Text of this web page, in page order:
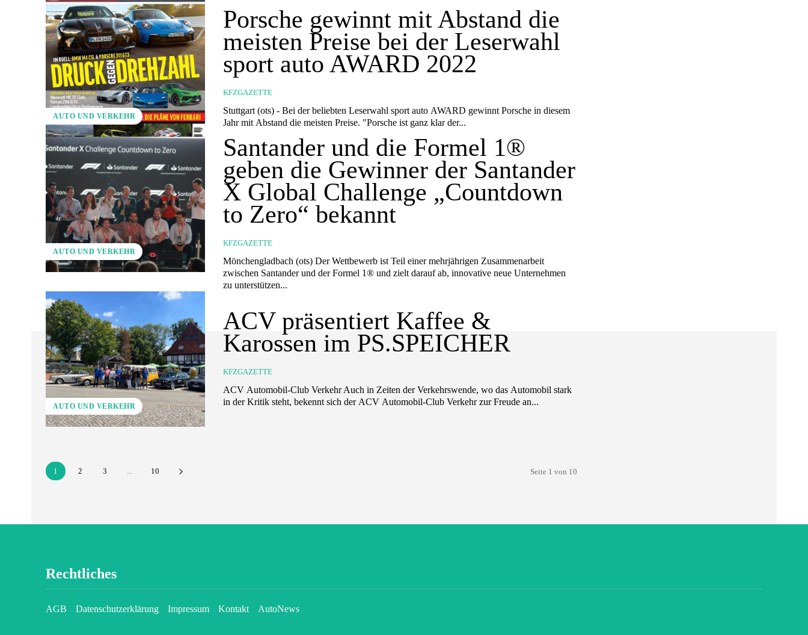
AUTO UND VERKEHR
Porsche gewinnt mit Abstand die
meisten Preise bei der Leserwahl
sport auto AWARD 2022
KFZGAZETTE
Stuttgart (ots) - Bei der beliebten Leserwahl sport auto AWARD gewinnt Porsche in diesem
Jahr mit Abstand die meisten Preise. "Porsche ist ganz klar der...
AUTO UND VERKEHR
Santander und die Formel 1®
geben die Gewinner der Santander
X Global Challenge „Countdown
to Zero“ bekannt
KFZGAZETTE
Mönchengladbach (ots) Der Wettbewerb ist Teil einer mehrjährigen Zusammenarbeit
zwischen Santander und der Formel 1® und zielt darauf ab, innovative neue Unternehmen
zu unterstützen...
AUTO UND VERKEHR
ACV präsentiert Kaffee &
Karossen im PS.SPEICHER
KFZGAZETTE
ACV Automobil-Club Verkehr Auch in Zeiten der Verkehrswende, wo das Automobil stark
in der Kritik steht, bekennt sich der ACV Automobil-Club Verkehr zur Freude an...
1 2 3 ... 10 Seite 1 von 10
Rechtliches
AGB Datenschutzerklärung Impressum Kontakt AutoNews